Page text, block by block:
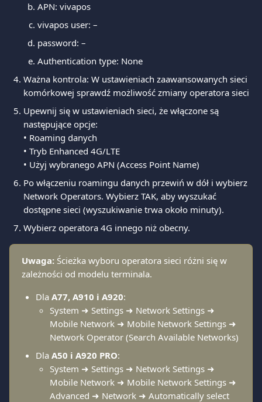
APN: vivapos
vivapos user: –
password: –
Authentication type: None
Ważna kontrola: W ustawieniach zaawansowanych sieci
komórkowej sprawdź możliwość zmiany operatora sieci
Upewnij się w ustawieniach sieci, że włączone są
następujące opcje:
• Roaming danych
• Tryb Enhanced 4G/LTE
• Użyj wybranego APN (Access Point Name)
Po włączeniu roamingu danych przewiń w dół i wybierz
Network Operators. Wybierz TAK, aby wyszukać
dostępne sieci (wyszukiwanie trwa około minuty).
Wybierz operatora 4G innego niż obecny.
Uwaga: Ścieżka wyboru operatora sieci różni się w
zależności od modelu terminala.
Dla A77, A910 i A920:
System ➜ Settings ➜ Network Settings ➜
Mobile Network ➜ Mobile Network Settings ➜
Network Operator (Search Available Networks)
Dla A50 i A920 PRO:
System ➜ Settings ➜ Network Settings ➜
Mobile Network ➜ Mobile Network Settings ➜
Advanced ➜ Network ➜ Automatically select